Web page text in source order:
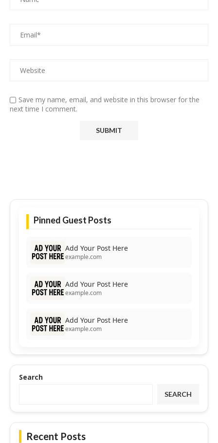
Save my name, email, and website in this browser for the
next time I comment.
Pinned Guest Posts
Add Your Post Here
example.com
Add Your Post Here
example.com
Add Your Post Here
example.com
Search
SEARCH
Recent Posts